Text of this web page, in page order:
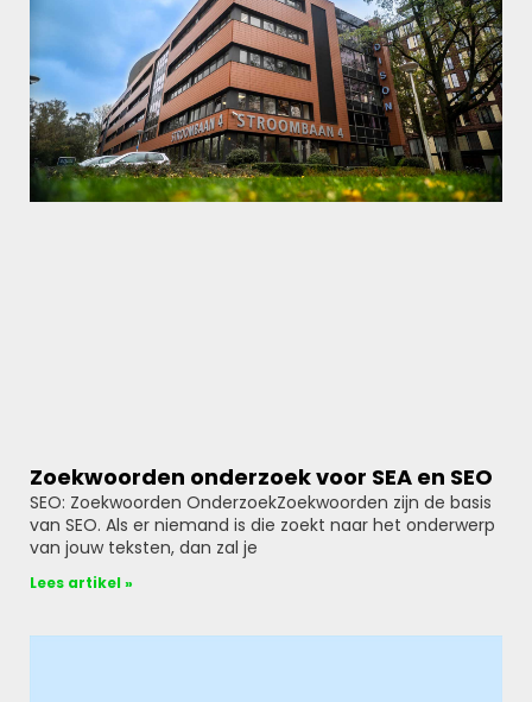
Zoekwoorden onderzoek voor SEA en SEO
SEO: Zoekwoorden OnderzoekZoekwoorden zijn de basis
van SEO. Als er niemand is die zoekt naar het onderwerp
van jouw teksten, dan zal je
Lees artikel »